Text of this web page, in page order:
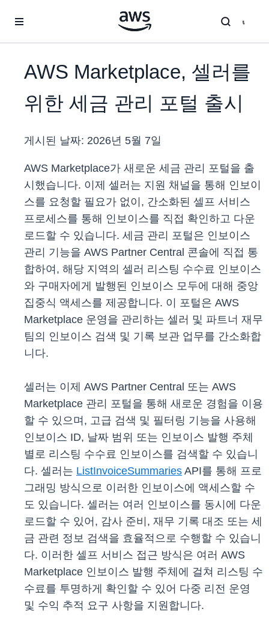
AWS Marketplace, 셀러를
위한 세금 관리 포털 출시
게시된 날짜: 2026년 5월 7일
AWS Marketplace가 새로운 세금 관리 포털을 출
시했습니다. 이제 셀러는 지원 채널을 통해 인보이
스를 요청할 필요가 없이, 간소화된 셀프 서비스
프로세스를 통해 인보이스를 직접 확인하고 다운
로드할 수 있습니다. 세금 관리 포털은 인보이스
관리 기능을 AWS Partner Central 콘솔에 직접 통
합하여, 해당 지역의 셀러 리스팅 수수료 인보이스
와 구매자에게 발행된 인보이스 모두에 대해 중앙
집중식 액세스를 제공합니다. 이 포털은 AWS
Marketplace 운영을 관리하는 셀러 및 파트너 재무
팀의 인보이스 검색 및 기록 보관 업무를 간소화합
니다.
셀러는 이제 AWS Partner Central 또는 AWS
Marketplace 관리 포털을 통해 새로운 경험을 이용
할 수 있으며, 고급 검색 및 필터링 기능을 사용해
인보이스 ID, 날짜 범위 또는 인보이스 발행 주체
별로 리스팅 수수료 인보이스를 검색할 수 있습니
다. 셀러는 ListInvoiceSummaries API를 통해 프로
그래밍 방식으로 이러한 인보이스에 액세스할 수
도 있습니다. 셀러는 여러 인보이스를 동시에 다운
로드할 수 있어, 감사 준비, 재무 기록 대조 또는 세
금 관련 정보 검색을 효율적으로 수행할 수 있습니
다. 이러한 셀프 서비스 접근 방식은 여러 AWS
Marketplace 인보이스 발행 주체에 걸쳐 리스팅 수
수료를 투명하게 확인할 수 있어 다중 리전 운영
및 수익 추적 요구 사항을 지원합니다.